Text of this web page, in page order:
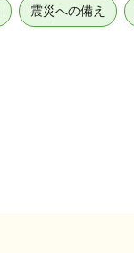
震災への備え